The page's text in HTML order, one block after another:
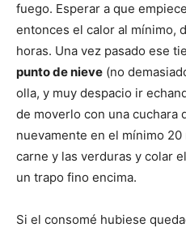
fuego. Esperar a que
entonces el calor al mínimo,
horas. Una vez pasado ese
punto de nieve (no
olla, y muy despacio ir
de moverlo con una cuchara
nuevamente en el mínimo
carne y las verduras y colar
un trapo fino encima.
Si el consomé hubiese